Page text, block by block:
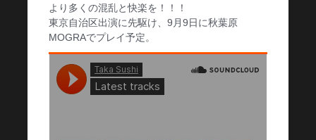
より多くの混乱と快楽を！！！
東京自治区出演に先駆け、9月9日に秋葉原
MOGRAでプレイ予定。